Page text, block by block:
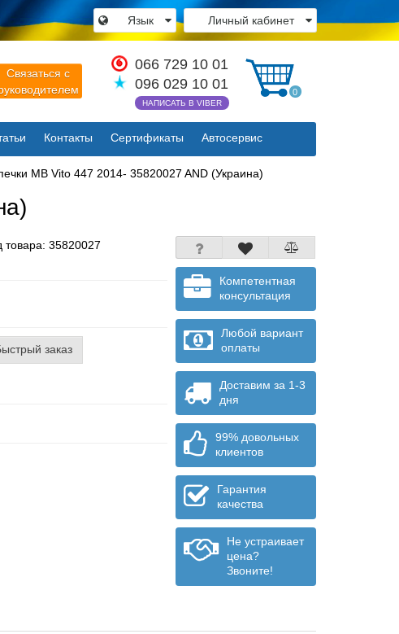
Личный кабинет
Язык
Связаться с
066 729 10 01
096 029 10 01
НАПИСАТЬ В VIBER
0
Контакты Сертификаты Автосервис
MB Vito 447 2014- 35820027 AND (Украина)
×
Закрыть
товара: 35820027
заказ
Компетентная
консультация
Любой вариант
оплаты
Доставим за 1-3
дня
99% довольных
клиентов
Гарантия
качества
Не устраивает
цена?
Звоните!